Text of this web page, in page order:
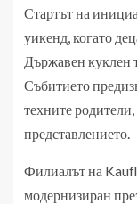
Стартът на
уикенд, когато
Държавен куклен
Събитието
техните
представлението.
Филиалът на
модернизиран